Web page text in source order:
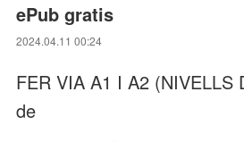
ePub gratis
2024.04.11 00:24
FER VIA A1 I A2 (NIVELLS
de